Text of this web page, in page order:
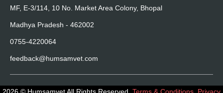
MF, E-3/114, 10 No. Market Area Colony, Bhopal
Madhya Pradesh - 462002
0755-4220064
feedback@humsamvet.com